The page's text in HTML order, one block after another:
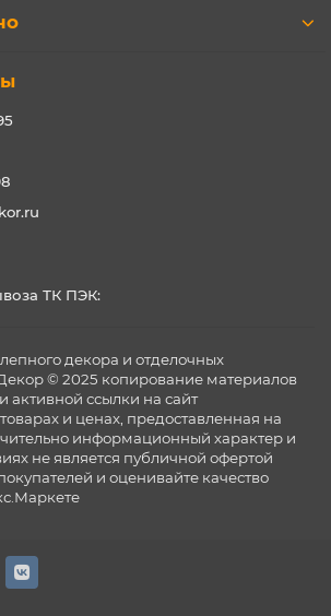
ТК ПЭК:
декора и отделочных
© 2025 копирование материалов
активной ссылки на сайт
и ценах, предоставленная на
информационный характер и
не является публичной офертой